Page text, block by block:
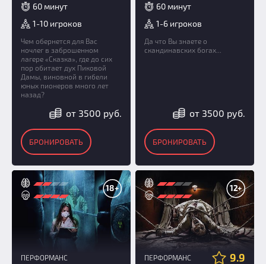
60 минут
1-10 игроков
Чем обернется для Вас
ночлег в заброшенном
лагере «Сказка», где до сих
пор обитает дух Пиковой
Дамы, виновной в гибели
юных пионеров много лет
назад?
от 3500 руб.
БРОНИРОВАТЬ
60 минут
1-6 игроков
Да что Вы знаете о
скандинавских богах...
от 3500 руб.
БРОНИРОВАТЬ
18+
ПЕРФОРМАНС
12+
ПЕРФОРМАНС 9.9